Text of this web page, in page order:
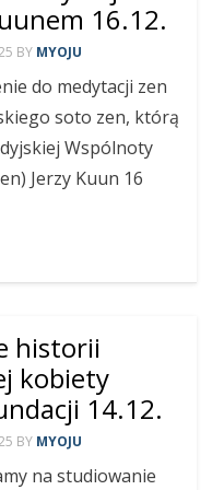
16.12.
BY MYOJU
do medytacji zen
soto zen, którą
Wspólnoty
Jerzy Kuun 16
historii
kobiety
14.12.
BY MYOJU
na studiowanie